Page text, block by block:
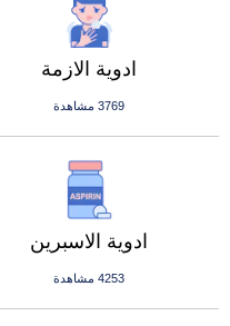
ادوية الازمة
3769 مشاهدة
ادوية الاسبرين
4253 مشاهدة